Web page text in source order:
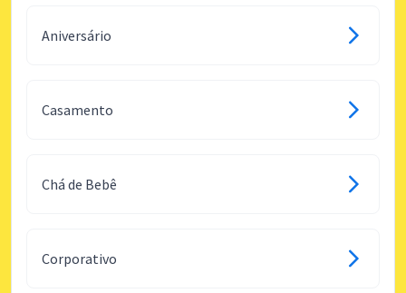
Aniversário
Casamento
Chá de Bebê
Corporativo